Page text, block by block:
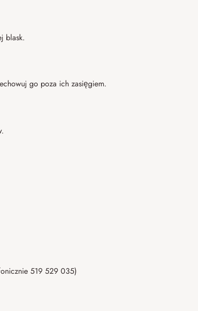
blask.
go poza ich zasięgiem.
519 529 035)